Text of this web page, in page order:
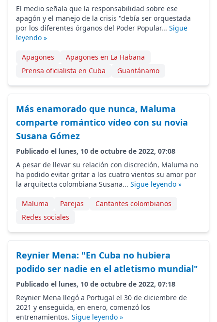
El medio señala que la responsabilidad sobre ese
apagón y el manejo de la crisis "debía ser orquestada
por los diferentes órganos del Poder Popular... Sigue
leyendo »
Apagones
Apagones en La Habana
Prensa oficialista en Cuba
Guantánamo
Más enamorado que nunca, Maluma
comparte romántico vídeo con su novia
Susana Gómez
Publicado el lunes, 10 de octubre de 2022, 07:08
A pesar de llevar su relación con discreción, Maluma no
ha podido evitar gritar a los cuatro vientos su amor por
la arquitecta colombiana Susana... Sigue leyendo »
Maluma Parejas
Cantantes colombianos
Redes sociales
Reynier Mena: "En Cuba no hubiera
podido ser nadie en el atletismo mundial"
Publicado el lunes, 10 de octubre de 2022, 07:18
Reynier Mena llegó a Portugal el 30 de diciembre de
2021 y enseguida, en enero, comenzó los
entrenamientos. Sigue leyendo »